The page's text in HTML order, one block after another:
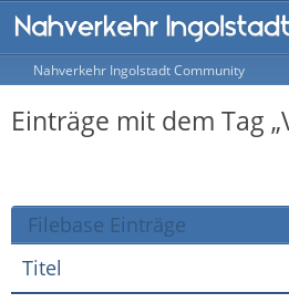
Nahverkehr Ingolstadt Community
Einträge mit dem Tag
Filebase Einträge
Titel